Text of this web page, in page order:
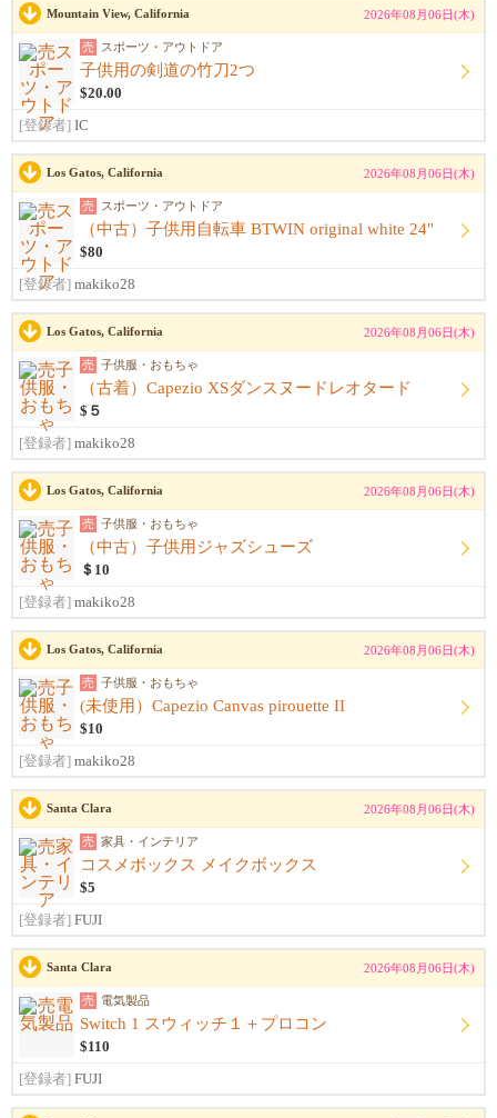
Mountain View, California 2026年08月06日(木)
売 スポーツ・アウトドア
子供用の剣道の竹刀2つ
$20.00
[登録者] IC
Los Gatos, California 2026年08月06日(木)
売 スポーツ・アウトドア
（中古）子供用自転車 BTWIN original white 24"
$80
[登録者] makiko28
Los Gatos, California 2026年08月06日(木)
売 子供服・おもちゃ
（古着）Capezio XSダンスヌードレオタード
$５
[登録者] makiko28
Los Gatos, California 2026年08月06日(木)
売 子供服・おもちゃ
（中古）子供用ジャズシューズ
＄10
[登録者] makiko28
Los Gatos, California 2026年08月06日(木)
売 子供服・おもちゃ
(未使用）Capezio Canvas pirouette II
$10
[登録者] makiko28
Santa Clara 2026年08月06日(木)
売 家具・インテリア
コスメボックス メイクボックス
$5
[登録者] FUJI
Santa Clara 2026年08月06日(木)
売 電気製品
Switch 1 スウィッチ１＋プロコン
$110
[登録者] FUJI